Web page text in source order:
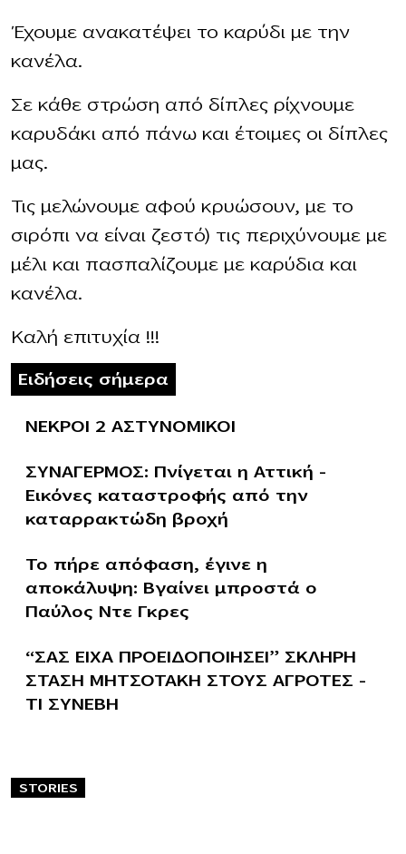
Έχουμε ανακατέψει το καρύδι με την
κανέλα.
Σε κάθε στρώση από δίπλες ρίχνουμε
καρυδάκι από πάνω και έτοιμες οι δίπλες
μας.
Τις μελώνουμε αφού κρυώσουν, με το
σιρόπι να είναι ζεστό) τις περιχύνουμε με
μέλι και πασπαλίζουμε με καρύδια και
κανέλα.
Καλή επιτυχία !!!
Ειδήσεις σήμερα
ΝΕΚΡΟΙ 2 ΑΣΤΥΝΟΜΙΚΟΙ
ΣΥΝΑΓΕΡΜΟΣ: Πνίγεται η Αττική –
Εικόνες καταστροφής από την
καταρρακτώδη βροχή
Το πήρε απόφαση, έγινε η
αποκάλυψη: Βγαίνει μπροστά ο
Παύλος Ντε Γκρες
“ΣΑΣ ΕΙΧΑ ΠΡΟΕΙΔΟΠΟΙΗΣΕΙ” ΣΚΛΗΡΗ
ΣΤΑΣΗ ΜΗΤΣΟΤΑΚΗ ΣΤΟΥΣ ΑΓΡΟΤΕΣ –
ΤΙ ΣΥΝΕΒΗ
STORIES